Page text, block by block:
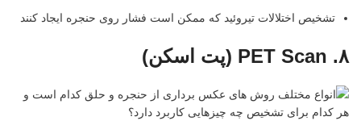
تشخیص اختلالات تیروئید که ممکن است فشار روی حنجره ایجاد کنند
۸. PET Scan ( پت اسکن)